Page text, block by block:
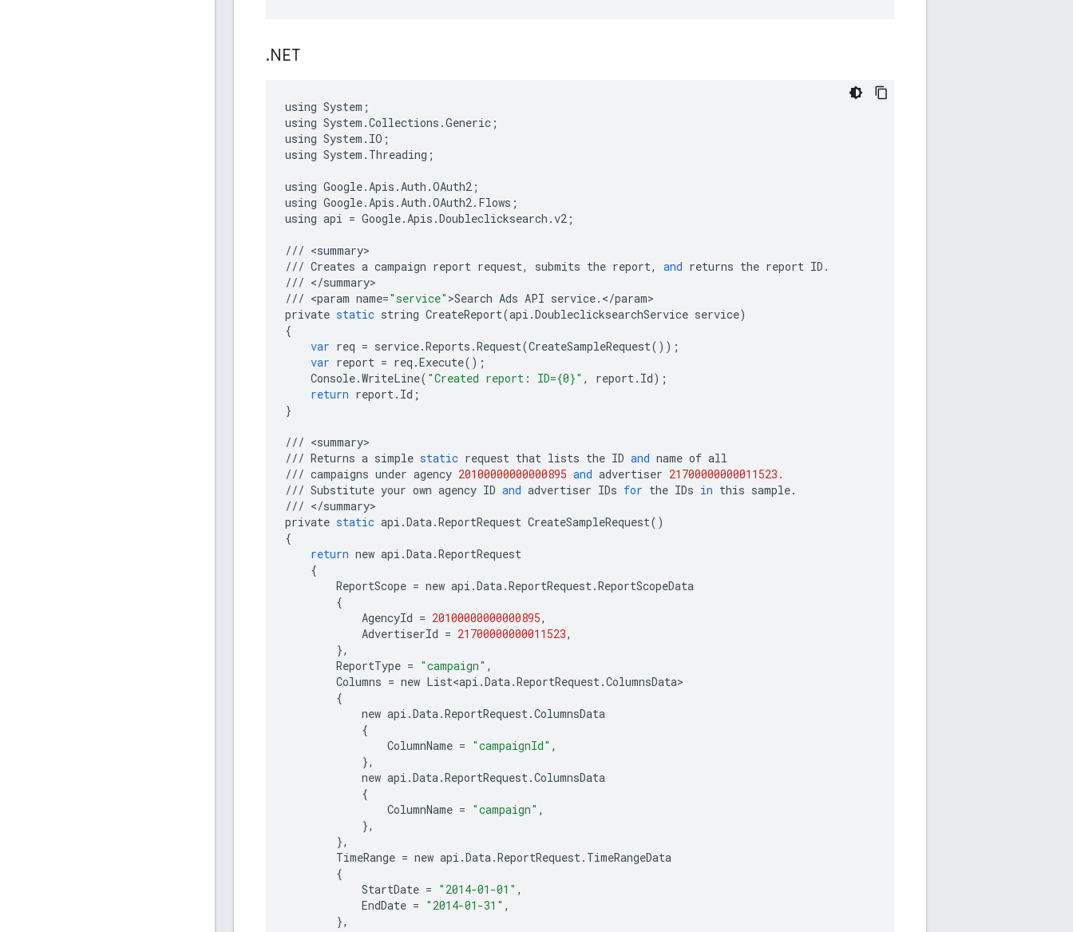
.NET
using System ;
using System .Collections .Generic ;
using System . IO ;
using System . Threading ;
using Google.Apis .Auth .OAuth2 ;
using Google.Apis .Auth .OAuth2. Flows ;
using api = Google.Apis .Doubleclicksearch .v2 ;
/// <summary
/// Creates a campaign report request, submits the report, and returns the report ID .
/// </summary
/// <param name="service" >Search Ads API service.</param
private static string CreateReport(api .DoubleclicksearchService service)
{
var req = service.Reports .Request(CreateSampleRequest());
var report = req .Execute();
Console.WriteLine( "Created report: ID={0}" , report. Id);
return report. Id ;
}
/// <summary
/// Returns a simple static request that lists the ID and name of all
/// campaigns under agency 20100000000000895 and advertiser 21700000000011523.
/// Substitute your own agency ID and advertiser IDs for the IDs in this sample.
/// </summary
private static api .Data.ReportRequest CreateSampleRequest()
{
return new api .Data.ReportRequest
{
ReportScope = new api .Data.ReportRequest.ReportScopeData
{
AgencyId = 20100000000000895,
AdvertiserId = 21700000000011523,
},
ReportType = "campaign" ,
Columns = new List<api .Data.ReportRequest.ColumnsData>
{
new api .Data.ReportRequest.ColumnsData
{
ColumnName = "campaignId" ,
},
new api .Data.ReportRequest.ColumnsData
{
ColumnName = "campaign" ,
},
},
TimeRange = new api .Data.ReportRequest. TimeRangeData
{
StartDate = "2014-01-01" ,
EndDate = "2014-01-31" ,
},